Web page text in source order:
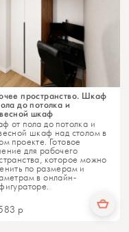
пространство. Шкаф
до потолка и
шкаф
от пола до потолка и
шкаф над столом в
проекте. Готовое
для рабочего
которое можно
по размерам и
в онлайн-
р